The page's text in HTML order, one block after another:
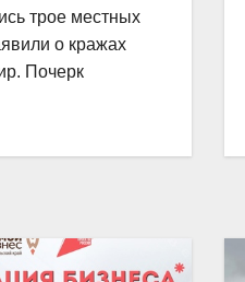
трое местных
о кражах
Почерк